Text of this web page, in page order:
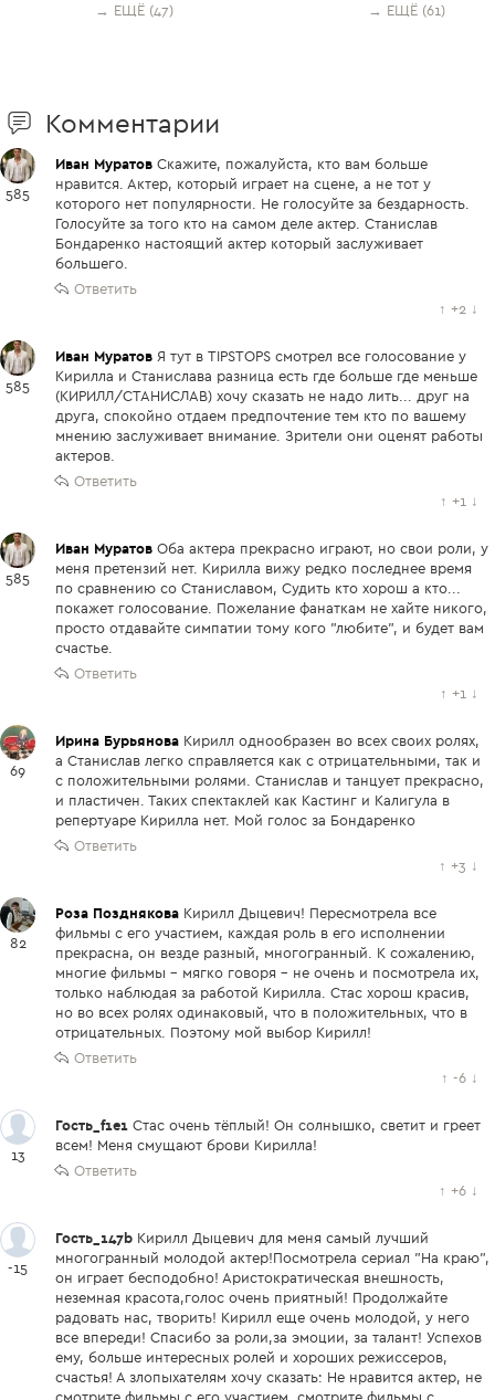
→ ЕЩЁ (47)
→ ЕЩЁ (61)
Комментарии
585
Иван Муратов Скажите, пожалуйста, кто вам больше
нравится. Актер, который играет на сцене, а не тот у
которого нет популярности. Не голосуйте за бездарность.
Голосуйте за того кто на самом деле актер. Станислав
Бондаренко настоящий актер который заслуживает
большего.
Ответить
↑ +2 ↓
585
Иван Муратов Я тут в TIPSTOPS смотрел все голосование у
Кирилла и Станислава разница есть где больше где меньше
(КИРИЛЛ/СТАНИСЛАВ) хочу сказать не надо лить... друг на
друга, спокойно отдаем предпочтение тем кто по вашему
мнению заслуживает внимание. Зрители они оценят работы
актеров.
Ответить
↑ +1 ↓
585
Иван Муратов Оба актера прекрасно играют, но свои роли, у
меня претензий нет. Кирилла вижу редко последнее время
по сравнению со Станиславом, Судить кто хорош а кто...
покажет голосование. Пожелание фанаткам не хайте никого,
просто отдавайте симпатии тому кого "любите", и будет вам
счастье.
Ответить
↑ +1 ↓
69
Ирина Бурьянова Кирилл однообразен во всех своих ролях,
а Станислав легко справляется как с отрицательными, так и
с положительными ролями. Станислав и танцует прекрасно,
и пластичен. Таких спектаклей как Кастинг и Калигула в
репертуаре Кирилла нет. Мой голос за Бондаренко
Ответить
↑ +3 ↓
82
Роза Позднякова Кирилл Дыцевич! Пересмотрела все
фильмы с его участием, каждая роль в его исполнении
прекрасна, он везде разный, многогранный. К сожалению,
многие фильмы - мягко говоря - не очень и посмотрела их,
только наблюдая за работой Кирилла. Стас хорош красив,
но во всех ролях одинаковый, что в положительных, что в
отрицательных. Поэтому мой выбор Кирилл!
Ответить
↑ -6 ↓
13
Гость_f1e1 Стас очень тёплый! Он солнышко, светит и греет
всем! Меня смущают брови Кирилла!
Ответить
↑ +6 ↓
-15
Гость_147b Кирилл Дыцевич для меня самый лучший
многогранный молодой актер!Посмотрела сериал "На краю",
он играет бесподобно! Аристократическая внешность,
неземная красота,голос очень приятный! Продолжайте
радовать нас, творить! Кирилл еще очень молодой, у него
все впереди! Спасибо за роли,за эмоции, за талант! Успехов
ему, больше интересных ролей и хороших режиссеров,
счастья! А злопыхателям хочу сказать: Не нравится актер, не